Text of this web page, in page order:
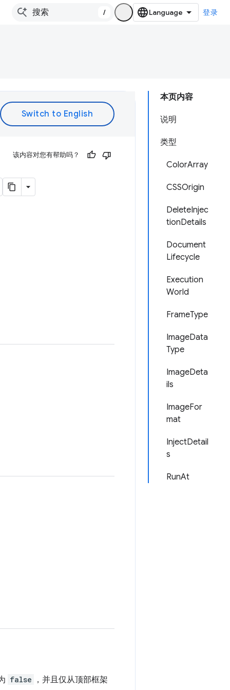
/ 登录
本页内容
说明
类型
ColorArray
CSSOrigin
DeleteInjec
tionDetails
Document
Lifecycle
Execution
World
FrameType
ImageData
Type
ImageDeta
ils
ImageFor
mat
InjectDetail
s
RunAt
该内容对您有帮助吗？
false
，并且仅从顶部框架